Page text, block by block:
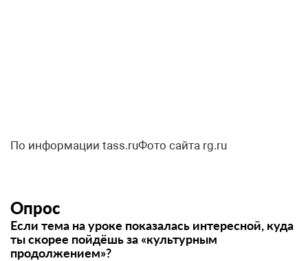
По информации tass.ruФото сайта rg.ru
Опрос
Если тема на уроке показалась интересной, куда
ты скорее пойдёшь за «культурным
продолжением»?